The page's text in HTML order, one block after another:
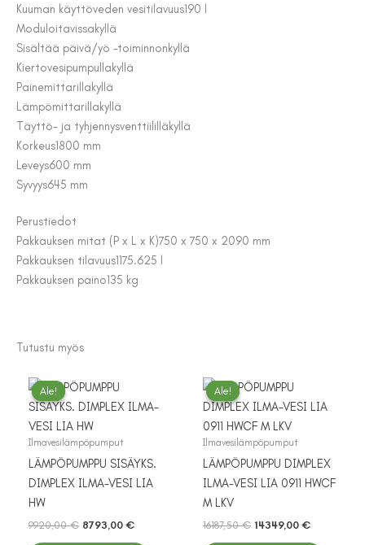
Kuuman käyttöveden vesitilavuus190 l
Moduloitavissakyllä
Sisältää päivä/yö -toiminnonkyllä
Kiertovesipumpullakyllä
Painemittarillakyllä
Lämpömittarillakyllä
Täyttö- ja tyhjennysventtiililläkyllä
Korkeus1800 mm
Leveys600 mm
Syvyys645 mm
Perustiedot
Pakkauksen mitat (P x L x K)750 x 750 x 2090 mm
Pakkauksen tilavuus1175.625 l
Pakkauksen paino135 kg
Tutustu myös
Ale!
Ale!
Ilmavesilämpöpumput
LÄMPÖPUMPPU SISÄYKS.
DIMPLEX ILMA-VESI LIA
HW
9920,00€ Alkuperäinen
8793,00 €Nykyinen
Ale!
Ale!
Ilmavesilämpöpumput
LÄMPÖPUMPPU DIMPLEX
ILMA-VESI LIA 0911 HWCF
M LKV
16187,50€ Alkuperäinen
14349,00 €Nykyinen